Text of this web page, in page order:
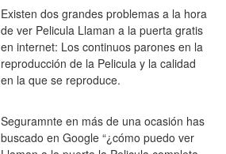
Existen dos grandes problemas a la hora
de ver Pelicula Llaman a la puerta gratis
en internet: Los continuos parones en la
reproducción de la Pelicula y la calidad
en la que se reproduce.
Seguramnte en más de una ocasión has
buscado en Google “¿cómo puedo ver